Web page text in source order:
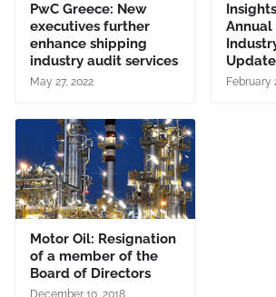
PwC Greece: New
executives further
enhance shipping
industry audit services
May 27, 2022
Annual
Update
February
Motor Oil: Resignation
of a member of the
Board of Directors
December 10, 2018